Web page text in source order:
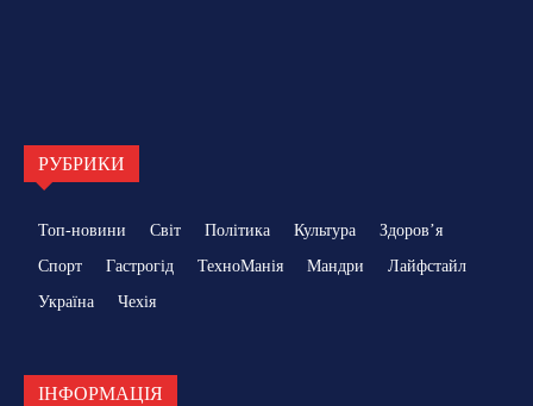
РУБРИКИ
Топ-новини Світ Політика Культура
Здоровʼя
Спорт
Гастрогід ТехноМанія Мандри
Лайфстайл
Україна
Чехія
ІНФОРМАЦІЯ